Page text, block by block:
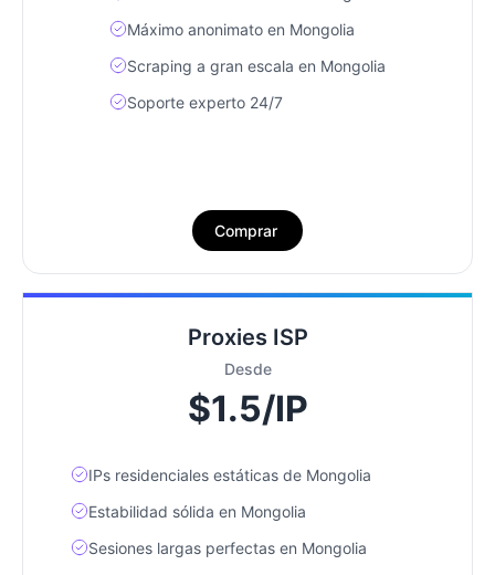
Máximo anonimato en Mongolia
Scraping a gran escala en Mongolia
Soporte experto 24/7
Comprar
Proxies ISP
Desde
$1.5/IP
IPs residenciales estáticas de Mongolia
Estabilidad sólida en Mongolia
Sesiones largas perfectas en Mongolia